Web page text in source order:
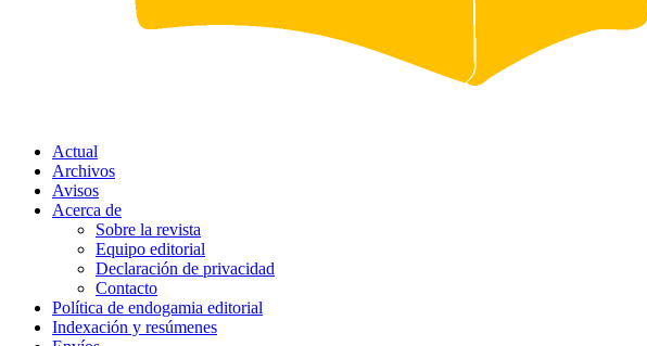
Actual
Archivos
Avisos
Acerca de
Sobre la revista
Equipo editorial
Declaración de privacidad
Contacto
Política de endogamia editorial
Indexación y resúmenes